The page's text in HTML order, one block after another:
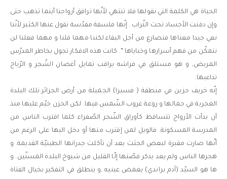
الحياة هي الكلمة التي نقولها فلا تنتهي لأنّها ترافق أرواحنا أينما تذهب حتى
وإن دفنت الأجساد تحت التّراب . إنّها فلسفة مقدّسة نقول عنها الكثير لأنّنا
نعي جيدا معناها فنصارع من أجل البقاء.لكننا مهما قلنا و مهما فعلنا لن
نتمكّن من فهم أسرارها وخباياها “. كانت هذه الافكار تجول بخاطر المدرّس
المريض, و هو مستلق في فراشه يراقب تمايل أغصان الشّجر و الرّياح
تداعبها.
إنّه خريف حزين في منطقة ( فسيرا) الجميلة من أرض الجزائر.تلك البلدة
الغجرية في جمالها و روعة غروب الشّمس فيها. لكن الحزن خيّم عليها منذ
أن بدأت الأرواح تتساقط كأوراق الشّجر الصّفراء كلما اقترب الناس من
المدرسة المسكونة. فالويل لمن إقترب منها أو دخل اليها على الرغم من
أنّها صارت مقبرة لبعض الجثث بعد أن تآكلت جدرانها الطينيّة القديمة. و
هجرها الناس ولم يعد يذكر قصّتها إلّا القليل من شيوخ البلدة المسنّين. و
ها هو السيّد (آدم براندي) يغمض عينيه ,و ينطلق في التفكير بخيال الفتاة